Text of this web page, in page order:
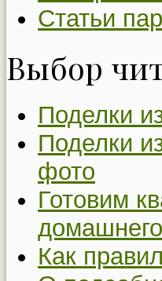
Статьи
Выбор
Поделки
Поделки
фото
Готовим
Как